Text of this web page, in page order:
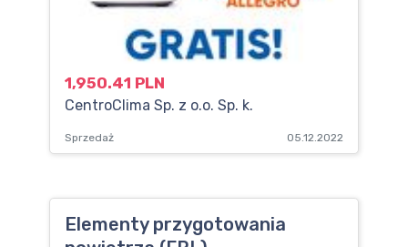
1,950.41 PLN
CentroClima Sp. z o.o. Sp. k.
Sprzedaż 05.12.2022
Elementy przygotowania